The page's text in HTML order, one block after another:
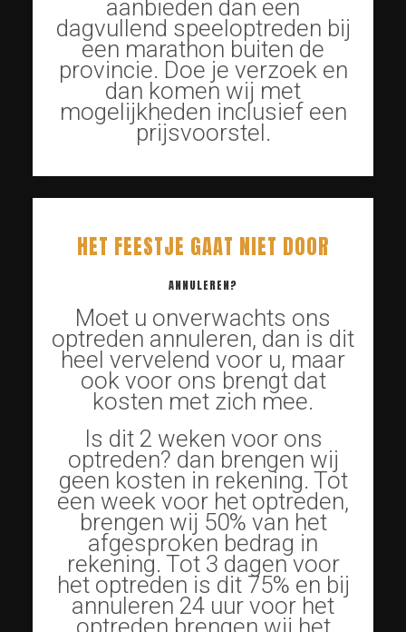
aanbieden dan een
dagvullend speeloptreden bij
een marathon buiten de
provincie. Doe je verzoek en
dan komen wij met
mogelijkheden inclusief een
prijsvoorstel.
HET FEESTJE GAAT NIET DOOR
ANNULEREN?
Moet u onverwachts ons
optreden annuleren, dan is dit
heel vervelend voor u, maar
ook voor ons brengt dat
kosten met zich mee.
Is dit 2 weken voor ons
optreden? dan brengen wij
geen kosten in rekening. Tot
een week voor het optreden,
brengen wij 50% van het
afgesproken bedrag in
rekening. Tot 3 dagen voor
het optreden is dit 75% en bij
annuleren 24 uur voor het
optreden brengen wij het